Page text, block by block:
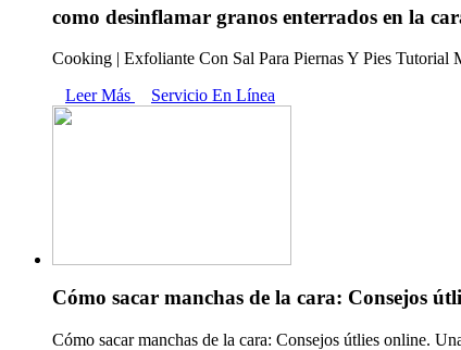
como desinflamar granos enterrados en la
Cooking | Exfoliante Con Sal Para Piernas Y Pies Tutorial
Leer Más
Servicio En Línea
Cómo sacar manchas de la cara: Consejos
Cómo sacar manchas de la cara: Consejos útlies online.